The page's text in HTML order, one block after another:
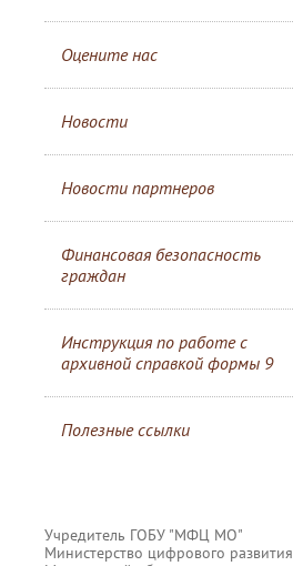
Оцените нас
Новости
Новости партнеров
Финансовая безопасность
граждан
Инструкция по работе с
архивной справкой формы 9
Полезные ссылки
Учредитель ГОБУ "МФЦ МО"
Министерство цифрового развития